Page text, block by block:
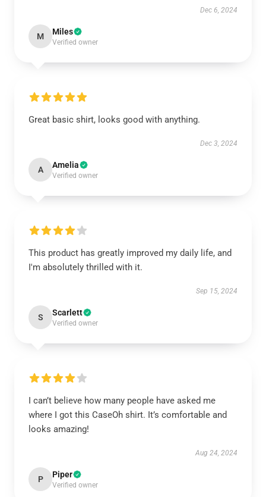
Dec 6, 2024
M Miles
Verified owner
Great basic shirt, looks good with anything.
Dec 3, 2024
A Amelia
Verified owner
This product has greatly improved my daily life, and
I'm absolutely thrilled with it.
Sep 15, 2024
S Scarlett
Verified owner
I can’t believe how many people have asked me
where I got this CaseOh shirt. It’s comfortable and
looks amazing!
Aug 24, 2024
P Piper
Verified owner